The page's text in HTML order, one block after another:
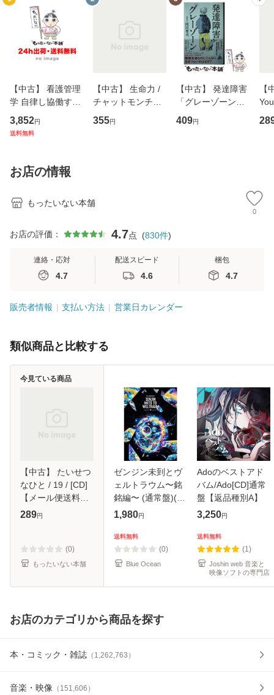
【中古】 看護管理
学 自律し協働する
専門職の看護マネ
ジメントスキル 改
恵 藤本幸三 / 南江
堂 [単行
3,852円
送料無料
【中古】 生命力 /
チャットモンチー /
キューンレコード
[CD]【メール便送
355円
【中古】 発達障害
「グレーゾーン」
その正しい理解と
克服法 (SB新書 57
409円
【
のが
お店の情報
もったいない本舗
0
お店の評価： 4.7点 (830件)
連絡・応対
4.7
配送スピード
4.6
梱包
4.7
販売者情報 支払い方法 営業日カレンダー
類似商品と比較する
【中古】 たいせつ
なひと / 19 / [CD]
【メール便送料無
料】
289円
(0)
もったいない本舗
今見ている商品
ゼンジン未到とヴ
ェルトラウム〜銘
銘編〜 (通常盤)(2
枚組) [DVD]
1,980円
送料無料
(0)
Blue Ocean
Adoのベストアド
バム/Ado[CD]通常
盤【返品種別A】
3,250円
送料無料
(1)
Joshin web 音楽と
映像ソフトの専門店
お店のカテゴリから商品を探す
本・コミック・雑誌 （ 1,262,763 ）
音楽・映像 （ 151,606 ）